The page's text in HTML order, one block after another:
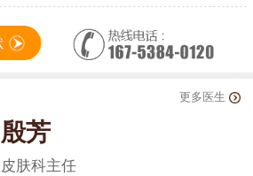
更多医生
殷芳
皮肤科主任